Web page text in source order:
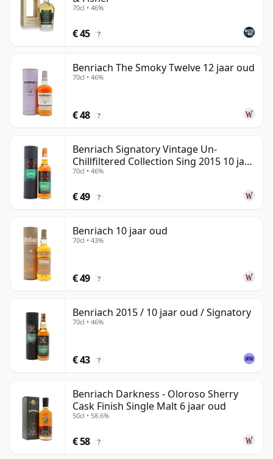
70cl • 46%
€ 45 ?
Benriach The Smoky Twelve 12 jaar oud
70cl • 46%
€ 48 ?
Benriach Signatory Vintage Un-
Chillfiltered Collection Sing 2015 10 jaar
oud
70cl • 46%
€ 49 ?
Benriach 10 jaar oud
70cl • 43%
€ 49 ?
Benriach 2015 / 10 jaar oud / Signatory
70cl • 46%
€ 43 ?
Benriach Darkness - Oloroso Sherry
Cask Finish Single Malt 6 jaar oud
50cl • 58.6%
€ 58 ?